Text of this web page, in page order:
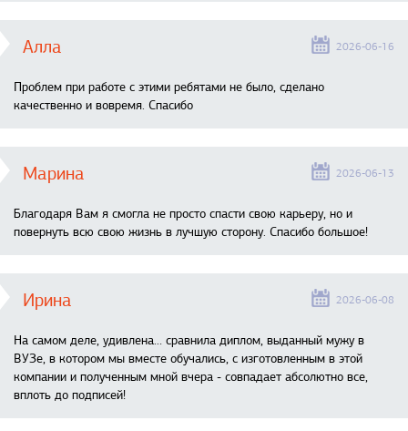
Алла 2026-06-16
Проблем при работе с этими ребятами не было, сделано
качественно и вовремя. Спасибо
Марина 2026-06-13
Благодаря Вам я смогла не просто спасти свою карьеру, но и
повернуть всю свою жизнь в лучшую сторону. Спасибо большое!
Ирина 2026-06-08
На самом деле, удивлена… сравнила диплом, выданный мужу в
ВУЗе, в котором мы вместе обучались, с изготовленным в этой
компании и полученным мной вчера - совпадает абсолютно все,
вплоть до подписей!